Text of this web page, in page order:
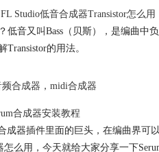
Studio低音合成器Transistor怎么用
低音又叫Bass（贝斯），是编曲中
的用法。
频合成器 ， midi合成器
合成器安装教程
成器插件里面的巨头，在编曲界
怎么用，今天就给大家分享一下